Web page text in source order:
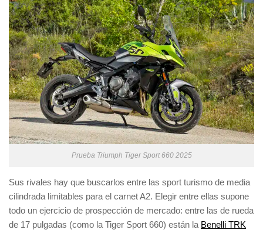
Prueba Triumph Tiger Sport 660 2025
Sus rivales hay que buscarlos entre las sport turismo de media
cilindrada limitables para el carnet A2. Elegir entre ellas supone
todo un ejercicio de prospección de mercado: entre las de rueda
de 17 pulgadas (como la Tiger Sport 660) están la Benelli TRK